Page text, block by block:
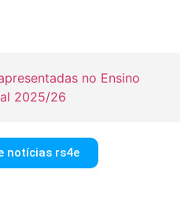
no Ensino
2025/26
notícias rs4e